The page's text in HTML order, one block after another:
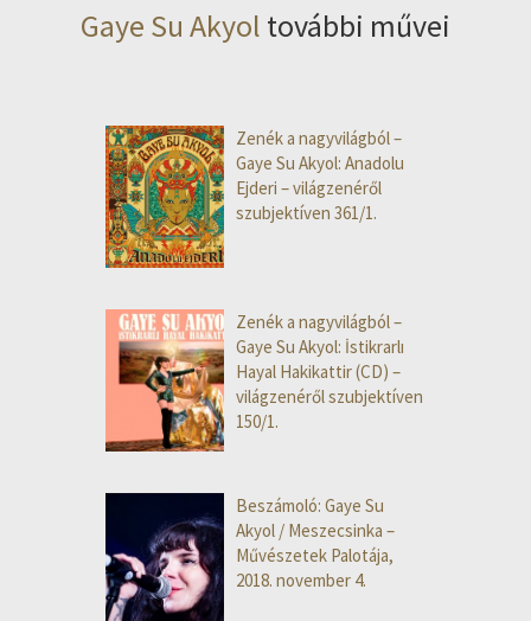
Gaye Su Akyol további művei
Zenék a nagyvilágból –
Gaye Su Akyol: Anadolu
Ejderi – világzenéről
szubjektíven 361/1.
Zenék a nagyvilágból –
Gaye Su Akyol: İstikrarlı
Hayal Hakikattir (CD) –
világzenéről szubjektíven
150/1.
Beszámoló: Gaye Su
Akyol / Meszecsinka –
Művészetek Palotája,
2018. november 4.